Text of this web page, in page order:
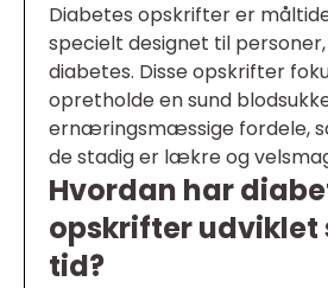
Diabetes opskrifter er
specielt designet til
diabetes. Disse opskrifter
opretholde en sund
ernæringsmæssige fordele,
de stadig er lækre og
Hvordan har
opskrifter udviklet
tid?